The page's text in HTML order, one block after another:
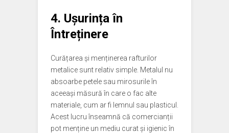
4. Ușurința în
Întreținere
Curățarea și menținerea rafturilor
metalice sunt relativ simple. Metalul nu
absoarbe petele sau mirosurile în
aceeași măsură în care o fac alte
materiale, cum ar fi lemnul sau plasticul.
Acest lucru înseamnă că comercianții
pot menține un mediu curat și igienic în